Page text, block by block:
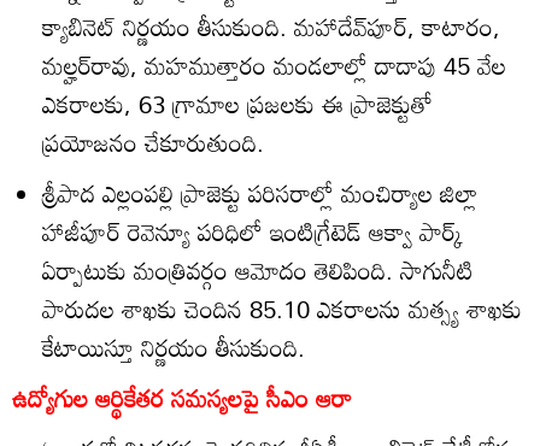
క్యాబినెట్‌ నిర్ణయం తీసుకుంది. మహాదేవ్‌పూర్‌, కాటారం,
మల్హర్‌రావు, మహముత్తారం మండలాల్లో దాదాపు 45 వేల
ఎకరాలకు, 63 గ్రామాల ప్రజలకు ఈ ప్రాజెక్టుతో
ప్రయోజనం చేకూరుతుంది.
శ్రీపాద ఎల్లంపల్లి ప్రాజెక్టు పరిసరాల్లో మంచిర్యాల జిల్లా
హాజీపూర్‌ రెవెన్యూ పరిధిలో ఇంటిగ్రేటెడ్‌ ఆక్వా పార్క్‌
ఏర్పాటుకు మంత్రివర్గం ఆమోదం తెలిపింది. సాగునీటి
పారుదల శాఖకు చెందిన 85.10 ఎకరాలను మత్స్య శాఖకు
కేటాయిస్తూ నిర్ణయం తీసుకుంది.
ఉద్యోగుల ఆర్థికేతర సమస్యలపై సీఎం ఆరా